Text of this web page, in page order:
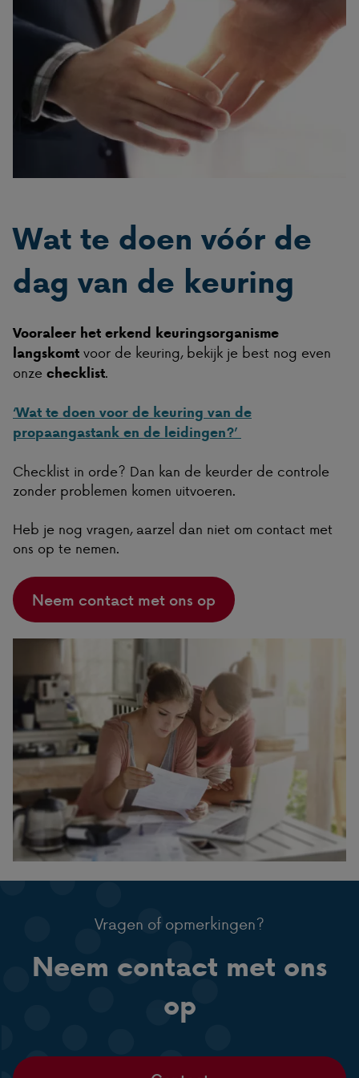
Wat te doen vóór de
dag van de keuring
Vooraleer het erkend keuringsorganisme
langskomt voor de keuring, bekijk je best nog even
onze checklist.
‘Wat te doen voor de keuring van de
propaangastank en de leidingen?’
Checklist in orde? Dan kan de keurder de controle
zonder problemen komen uitvoeren.
Heb je nog vragen, aarzel dan niet om contact met
ons op te nemen.
Neem contact met ons op
Vragen of opmerkingen?
Neem contact met ons
op